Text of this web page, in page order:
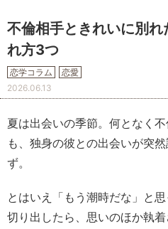
不倫相手ときれいに別
れ方3つ
恋学コラム 恋愛
2026.06.13
夏は出会いの季節。何となく
も、独身の彼との出会いが突
ず。
とはいえ「もう潮時だな」と
切り出したら、思いのほか執